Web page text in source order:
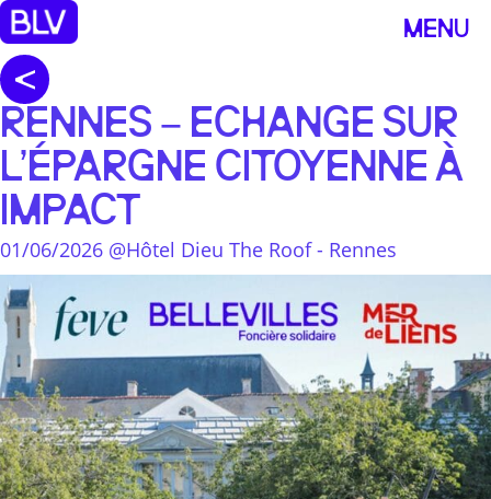
MENU
RENNES – ECHANGE SUR
L’ÉPARGNE CITOYENNE À
IMPACT
01/06/2026 @Hôtel Dieu The Roof - Rennes